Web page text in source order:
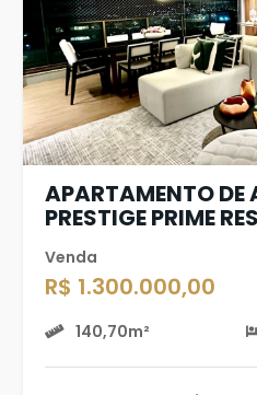
APARTAMENTO DE
PRESTIGE PRIME
Venda
R$ 1.300.000,00
140,70m²